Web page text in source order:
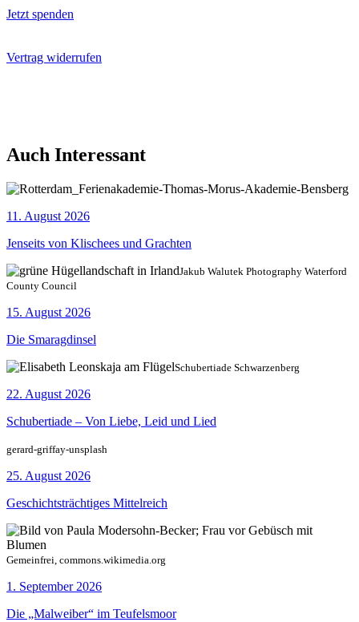
Jetzt spenden
Vertrag widerrufen
Auch Interessant
11. August 2026
Jenseits von Klischees und Grachten
Jakub Walutek Photography Waterford
County Council
15. August 2026
Die Smaragdinsel
Schubertiade Schwarzenberg
22. August 2026
Schubertiade – Von Liebe, Leid und Lied
gerard-griffay-unsplash
25. August 2026
Geschichtsträchtiges Mittelreich
Gemeinfrei, commons.wikimedia.org
1. September 2026
Die „Malweiber“ im Teufelsmoor